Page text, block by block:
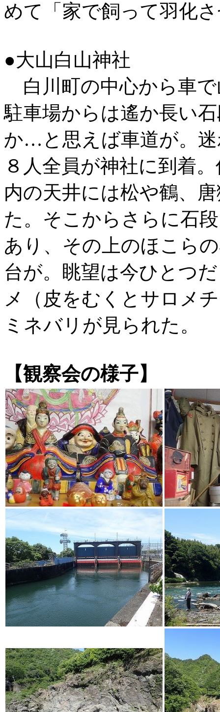
めて「家で飼って羽化
●大山白山神社
白川町の中心から車
駐車場からは遙か長い
か…と思えば車道が。
８人全員が神社に到着
内の天井には松や鶴、
た。そこからさらに石
あり、その上のほこら
台が。眺望は今ひとつ
メ（皮をむくとサロメ
ミネバリが見られた。
【観察会の様子】